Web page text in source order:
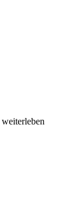
weiterleben